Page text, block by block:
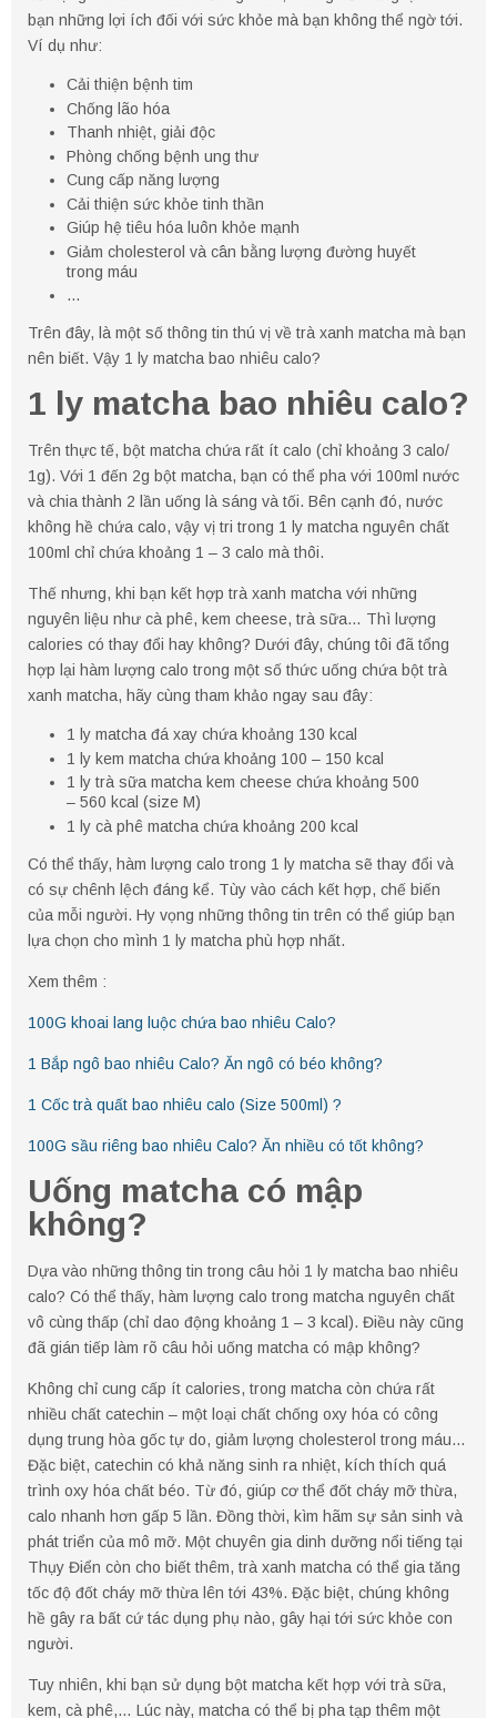
bạn những lợi ích đối với sức khỏe mà bạn không thể ngờ tới.
Ví dụ như:
Cải thiện bệnh tim
Chống lão hóa
Thanh nhiệt, giải độc
Phòng chống bệnh ung thư
Cung cấp năng lượng
Cải thiện sức khỏe tinh thần
Giúp hệ tiêu hóa luôn khỏe mạnh
Giảm cholesterol và cân bằng lượng đường huyết
trong máu
…
Trên đây, là một số thông tin thú vị về trà xanh matcha mà bạn
nên biết. Vậy 1 ly matcha bao nhiêu calo?
1 ly matcha bao nhiêu calo?
Trên thực tế, bột matcha chứa rất ít calo (chỉ khoảng 3 calo/
1g). Với 1 đến 2g bột matcha, bạn có thể pha với 100ml nước
và chia thành 2 lần uống là sáng và tối. Bên cạnh đó, nước
không hề chứa calo, vậy vị tri trong 1 ly matcha nguyên chất
100ml chỉ chứa khoảng 1 – 3 calo mà thôi.
Thế nhưng, khi bạn kết hợp trà xanh matcha với những
nguyên liệu như cà phê, kem cheese, trà sữa… Thì lượng
calories có thay đổi hay không? Dưới đây, chúng tôi đã tổng
hợp lại hàm lượng calo trong một số thức uống chứa bột trà
xanh matcha, hãy cùng tham khảo ngay sau đây:
1 ly matcha đá xay chứa khoảng 130 kcal
1 ly kem matcha chứa khoảng 100 – 150 kcal
1 ly trà sữa matcha kem cheese chứa khoảng 500
– 560 kcal (size M)
1 ly cà phê matcha chứa khoảng 200 kcal
Có thể thấy, hàm lượng calo trong 1 ly matcha sẽ thay đổi và
có sự chênh lệch đáng kể. Tùy vào cách kết hợp, chế biến
của mỗi người. Hy vọng những thông tin trên có thể giúp bạn
lựa chọn cho mình 1 ly matcha phù hợp nhất.
Xem thêm :
100G khoai lang luộc chứa bao nhiêu Calo?
1 Bắp ngô bao nhiêu Calo? Ăn ngô có béo không?
1 Cốc trà quất bao nhiêu calo (Size 500ml) ?
100G sầu riêng bao nhiêu Calo? Ăn nhiều có tốt không?
Uống matcha có mập
không?
Dựa vào những thông tin trong câu hỏi 1 ly matcha bao nhiêu
calo? Có thể thấy, hàm lượng calo trong matcha nguyên chất
vô cùng thấp (chỉ dao động khoảng 1 – 3 kcal). Điều này cũng
đã gián tiếp làm rõ câu hỏi uống matcha có mập không?
Không chỉ cung cấp ít calories, trong matcha còn chứa rất
nhiều chất catechin – một loại chất chống oxy hóa có công
dụng trung hòa gốc tự do, giảm lượng cholesterol trong máu…
Đặc biệt, catechin có khả năng sinh ra nhiệt, kích thích quá
trình oxy hóa chất béo. Từ đó, giúp cơ thể đốt cháy mỡ thừa,
calo nhanh hơn gấp 5 lần. Đồng thời, kìm hãm sự sản sinh và
phát triển của mô mỡ. Một chuyên gia dinh dưỡng nổi tiếng tại
Thụy Điển còn cho biết thêm, trà xanh matcha có thể gia tăng
tốc độ đốt cháy mỡ thừa lên tới 43%. Đặc biệt, chúng không
hề gây ra bất cứ tác dụng phụ nào, gây hại tới sức khỏe con
người.
Tuy nhiên, khi bạn sử dụng bột matcha kết hợp với trà sữa,
kem, cà phê,… Lúc này, matcha có thể bị pha tạp thêm một